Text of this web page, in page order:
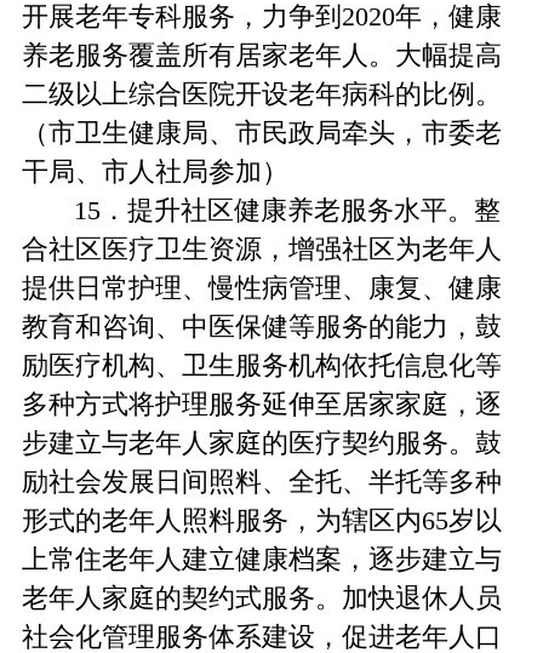
开展老年专科服务，力争到2020年，健康
养老服务覆盖所有居家老年人。大幅提高
二级以上综合医院开设老年病科的比例。
（市卫生健康局、市民政局牵头，市委老
干局、市人社局参加）
15．提升社区健康养老服务水平。整
合社区医疗卫生资源，增强社区为老年人
提供日常护理、慢性病管理、康复、健康
教育和咨询、中医保健等服务的能力，鼓
励医疗机构、卫生服务机构依托信息化等
多种方式将护理服务延伸至居家家庭，逐
步建立与老年人家庭的医疗契约服务。鼓
励社会发展日间照料、全托、半托等多种
形式的老年人照料服务，为辖区内65岁以
上常住老年人建立健康档案，逐步建立与
老年人家庭的契约式服务。加快退休人员
社会化管理服务体系建设，促进老年人口